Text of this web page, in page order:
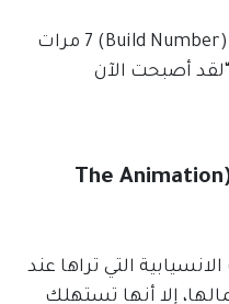
(Build Number) 7 مرات
أصبحت الآن
خدعة الرسوم المتحركة (The Animation
التي تراها عند
إلا أنها تستهلك